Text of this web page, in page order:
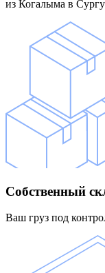
из Когалыма в
Собственный
Ваш груз под